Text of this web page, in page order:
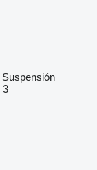
Suspensión
3